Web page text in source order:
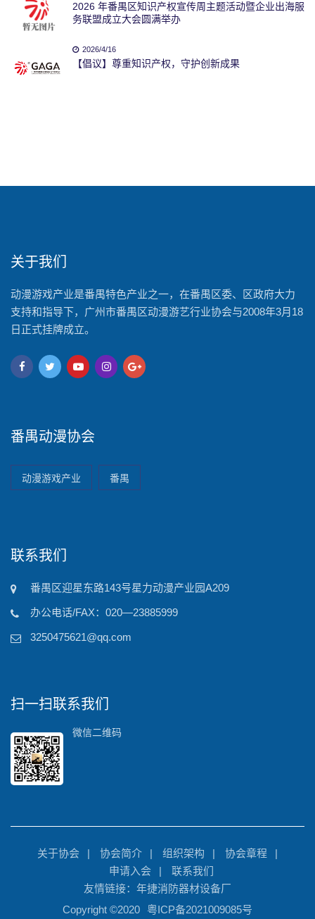
2026 年番禺区知识产权宣传周主题活动暨企业出海服
务联盟成立大会圆满举办
2026/4/16
【倡议】尊重知识产权，守护创新成果
关于我们
动漫游戏产业是番禺特色产业之一，在番禺区委、区政府大力
支持和指导下，广州市番禺区动漫游艺行业协会与2008年3月18
日正式挂牌成立。
番禺动漫协会
动漫游戏产业 番禺
联系我们
番禺区迎星东路143号星力动漫产业园A209
办公电话/FAX：020—23885999
3250475621@qq.com
扫一扫联系我们
微信二维码
关于协会 协会简介 组织架构
协会章程
申请入会
联系我们
友情链接：年捷消防器材设备厂
Copyright ©2020
粤ICP备2021009085号